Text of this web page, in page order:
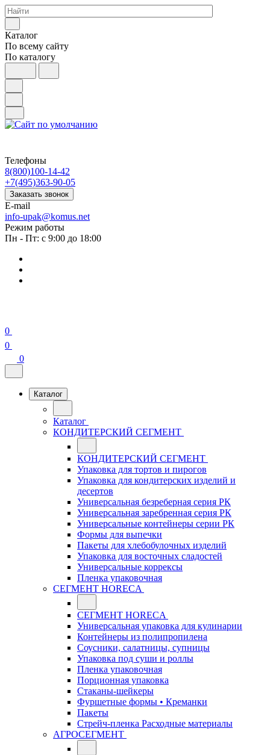
Каталог
По всему сайту
По каталогу
Телефоны
8(800)100-14-42
+7(495)363-90-05
Заказать звонок
E-mail
info-upak@komus.net
Режим работы
Пн - Пт: с 9:00 до 18:00
0
0
0
Каталог
Каталог
КОНДИТЕРСКИЙ СЕГМЕНТ
КОНДИТЕРСКИЙ СЕГМЕНТ
Упаковка для тортов и пирогов
Упаковка для кондитерских изделий и
десертов
Универсальная безреберная серия РК
Универсальная заребренная серия РК
Универсальные контейнеры серии РК
Формы для выпечки
Пакеты для хлебобулочных изделий
Упаковка для восточных сладостей
Универсальные коррексы
Пленка упаковочная
СЕГМЕНТ HORECA
СЕГМЕНТ HORECA
Универсальная упаковка для кулинарии
Контейнеры из полипропилена
Соусники, салатницы, супницы
Упаковка под суши и роллы
Пленка упаковочная
Порционная упаковка
Стаканы-шейкеры
Фуршетные формы • Креманки
Пакеты
Стрейч-пленка Расходные материалы
АГРОСЕГМЕНТ